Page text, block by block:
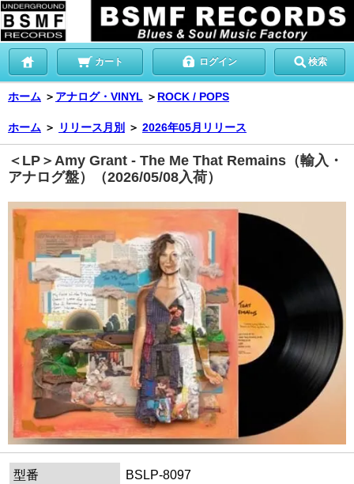
カート ログイン 検索
ホーム ＞ アナログ・VINYL ＞ ROCK / POPS
ホーム ＞ リリース月別 ＞ 2026年05月リリース
＜LP＞Amy Grant - The Me That Remains（輸入・
アナログ盤）（2026/05/08入荷）
型番
BSLP-8097